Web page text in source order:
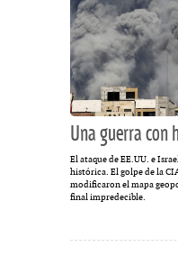
Una guerra con
El ataque de EE.UU. e
histórica. El golpe de la
modificaron el mapa
final impredecible.